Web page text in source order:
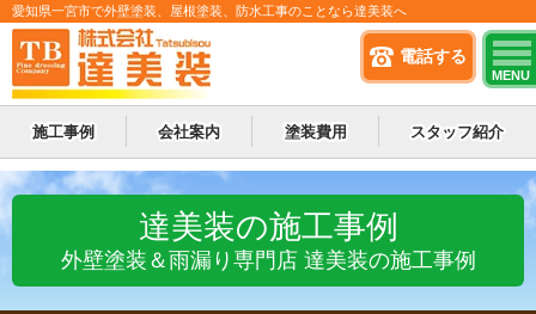
電話する
MENU
愛知県一宮市で外壁塗装、屋根塗装、防水工事のことなら達美装へ
施工事例 会社案内 塗装費用 スタッフ紹介
達美装の施工事例
外壁塗装＆雨漏り専門店 達美装の施工事例